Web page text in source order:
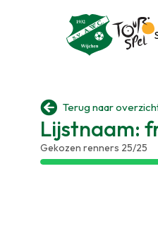
 Terug naar
Lijstnaam:
Gekozen renners 25/25